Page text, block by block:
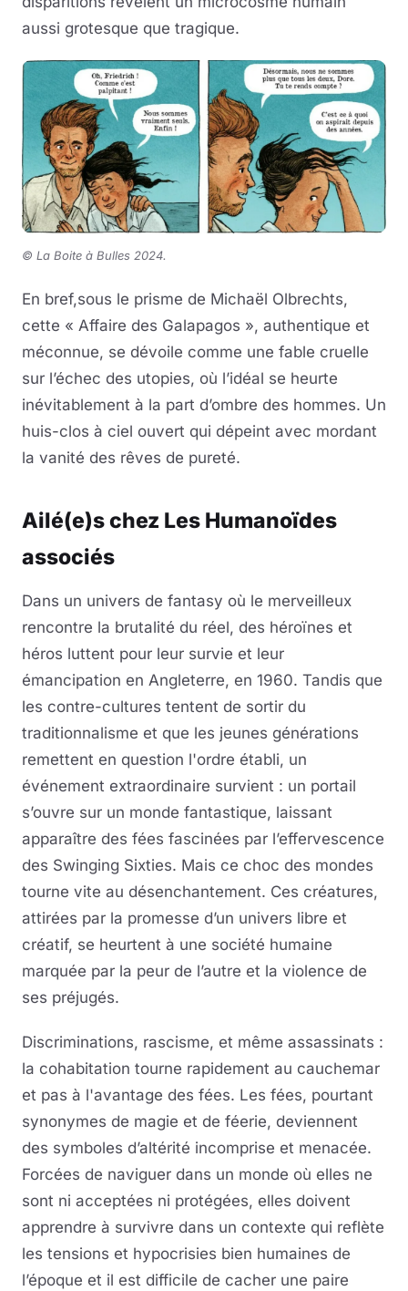
aussi grotesque que tragique.
© La Boite à Bulles 2024.
En bref,sous le prisme de Michaël Olbrechts,
cette « Affaire des Galapagos », authentique et
méconnue, se dévoile comme une fable cruelle
sur l’échec des utopies, où l’idéal se heurte
inévitablement à la part d’ombre des hommes. Un
huis-clos à ciel ouvert qui dépeint avec mordant
la vanité des rêves de pureté.
Ailé(e)s chez Les Humanoïdes
associés
Dans un univers de fantasy où le merveilleux
rencontre la brutalité du réel, des héroïnes et
héros luttent pour leur survie et leur
émancipation en Angleterre, en 1960. Tandis que
les contre-cultures tentent de sortir du
traditionnalisme et que les jeunes générations
remettent en question l'ordre établi, un
événement extraordinaire survient : un portail
s’ouvre sur un monde fantastique, laissant
apparaître des fées fascinées par l’effervescence
des Swinging Sixties. Mais ce choc des mondes
tourne vite au désenchantement. Ces créatures,
attirées par la promesse d’un univers libre et
créatif, se heurtent à une société humaine
marquée par la peur de l’autre et la violence de
ses préjugés.
Discriminations, rascisme, et même assassinats :
la cohabitation tourne rapidement au cauchemar
et pas à l'avantage des fées. Les fées, pourtant
synonymes de magie et de féerie, deviennent
des symboles d’altérité incomprise et menacée.
Forcées de naviguer dans un monde où elles ne
sont ni acceptées ni protégées, elles doivent
apprendre à survivre dans un contexte qui reflète
les tensions et hypocrisies bien humaines de
l’époque et il est difficile de cacher une paire